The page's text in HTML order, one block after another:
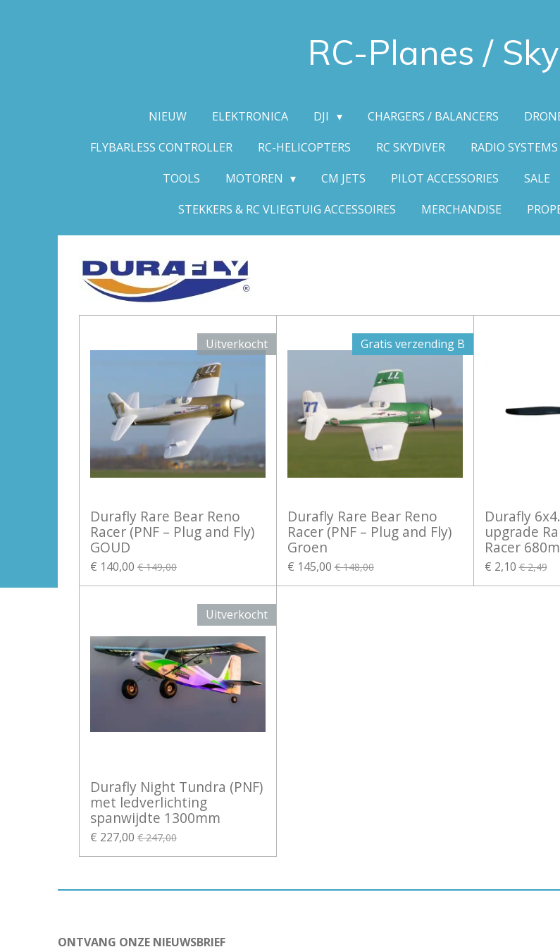
RC-Planes /
NIEUW ELEKTRONICA DJI CHARGERS / BALANCERS
FLYBARLESS CONTROLLER
RC-HELICOPTERS RC SKYDIVER RADIO SYSTEMS
TOOLS
MOTOREN CM JETS PILOT ACCESSORIES SALE
STEKKERS & RC VLIEGTUIG ACCESSOIRES
MERCHANDISE
Uitverkocht
Durafly Rare Bear Reno
Racer (PNF – Plug and Fly)
GOUD
€ 140,00 € 149,00
Gratis verzending B
Durafly Rare Bear Reno
Racer (PNF – Plug and Fly)
Groen
€ 145,00 € 148,00
Durafly
upgrade
Racer
€ 2,10 € 2,49
Uitverkocht
Durafly Night Tundra (PNF)
met ledverlichting
spanwijdte 1300mm
€ 227,00 € 247,00
ONTVANG ONZE NIEUWSBRIEF